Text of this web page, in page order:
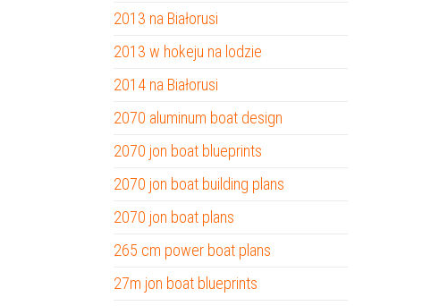
2013 na Białorusi
2013 w hokeju na lodzie
2014 na Białorusi
2070 aluminum boat design
2070 jon boat blueprints
2070 jon boat building plans
2070 jon boat plans
265 cm power boat plans
27m jon boat blueprints